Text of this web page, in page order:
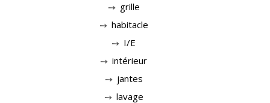
grille
habitacle
I/E
intérieur
jantes
lavage